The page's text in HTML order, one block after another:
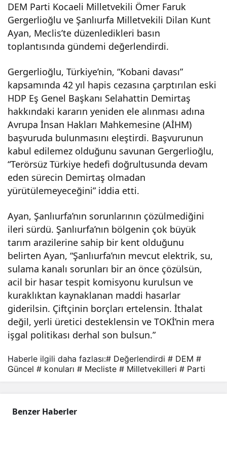
DEM Parti Kocaeli Milletvekili Ömer Faruk
Gergerlioğlu ve Şanlıurfa Milletvekili Dilan Kunt
Ayan, Meclis’te düzenledikleri basın
toplantısında gündemi değerlendirdi.
Gergerlioğlu, Türkiye’nin, “Kobani davası”
kapsamında 42 yıl hapis cezasına çarptırılan eski
HDP Eş Genel Başkanı Selahattin Demirtaş
hakkındaki kararın yeniden ele alınması adına
Avrupa İnsan Hakları Mahkemesine (AİHM)
başvuruda bulunmasını eleştirdi. Başvurunun
kabul edilemez olduğunu savunan Gergerlioğlu,
“Terörsüz Türkiye hedefi doğrultusunda devam
eden sürecin Demirtaş olmadan
yürütülemeyeceğini” iddia etti.
Ayan, Şanlıurfa’nın sorunlarının çözülmediğini
ileri sürdü. Şanlıurfa’nın bölgenin çok büyük
tarım arazilerine sahip bir kent olduğunu
belirten Ayan, “Şanlıurfa’nın mevcut elektrik, su,
sulama kanalı sorunları bir an önce çözülsün,
acil bir hasar tespit komisyonu kurulsun ve
kuraklıktan kaynaklanan maddi hasarlar
giderilsin. Çiftçinin borçları ertelensin. İthalat
değil, yerli üretici desteklensin ve TOKİ’nin mera
işgal politikası derhal son bulsun.”
etve
kille
Mec
lis’t
e
Gün
cel
Kon
uları
Değ
erle
ndir
Haberle ilgili daha fazlası:# Değerlendirdi # DEM #
Güncel # konuları # Mecliste # Milletvekilleri # Parti
Benzer Haberler